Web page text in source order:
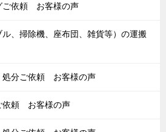
ご依頼 お客様の声
、掃除機、座布団、雑貨等）の運搬
処分ご依頼 お客様の声
依頼 お客様の声